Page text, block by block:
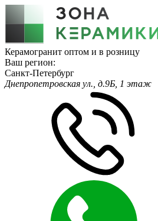
Керамогранит оптом и в розницу
Ваш регион:
Санкт-Петербург
Днепропетровская ул., д.9Б, 1 этаж